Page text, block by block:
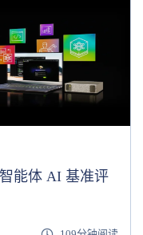
能体 AI 基准评